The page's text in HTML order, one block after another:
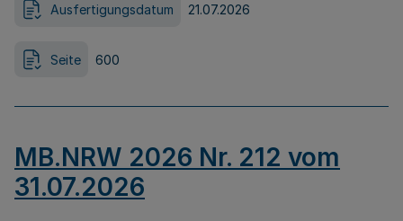
Ausfertigungsdatum 21.07.2026
Seite 600
MB.NRW 2026 Nr. 212 vom
31.07.2026